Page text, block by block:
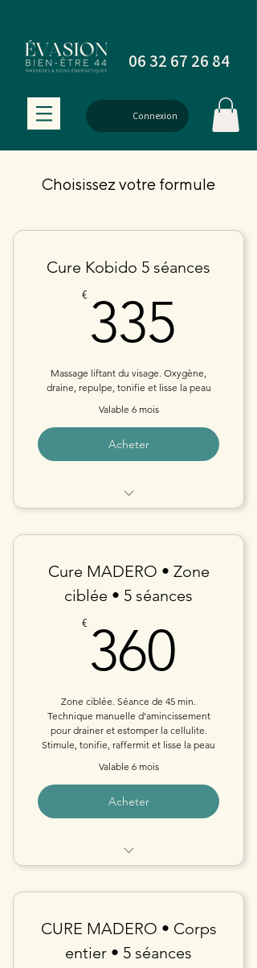
06 32 67 26 84
Connexion
Choisissez votre formule
Cure Kobido 5 séances
€ 335
Massage liftant du visage. Oxygène,
draine, repulpe, tonifie et lisse la peau
Valable 6 mois
Acheter
cabinet
Cure MADERO • Zone
ciblée • 5 séances
€ 360
Zone ciblée. Séance de 45 min.
Technique manuelle d'amincissement
pour drainer et estomper la cellulite.
Stimule, tonifie, raffermit et lisse la peau
Valable 6 mois
Acheter
CURE MADERO • Corps
entier • 5 séances